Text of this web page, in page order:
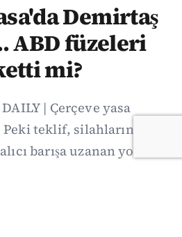
Demirtaş
ABD füzeleri
mi?
| Çerçeve yasa
teklif, silahların
barışa uzanan yolu